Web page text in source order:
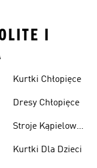
I
Kurtki Chłopięce
Dresy Chłopięce
Stroje Kąpielowe
Kurtki Dla Dzieci